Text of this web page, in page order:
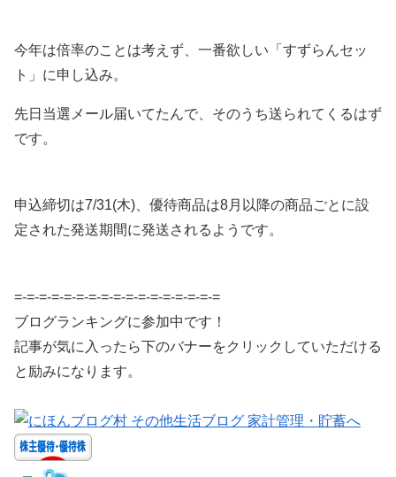
今年は倍率のことは考えず、一番欲しい「すずらんセッ
ト」に申し込み。
先日当選メール届いてたんで、そのうち送られてくるはず
です。
申込締切は7/31(木)、優待商品は8月以降の商品ごとに設
定された発送期間に発送されるようです。
=-=-=-=-=-=-=-=-=-=-=-=-=-=-=-=-=
ブログランキングに参加中です！
記事が気に入ったら下のバナーをクリックしていただける
と励みになります。